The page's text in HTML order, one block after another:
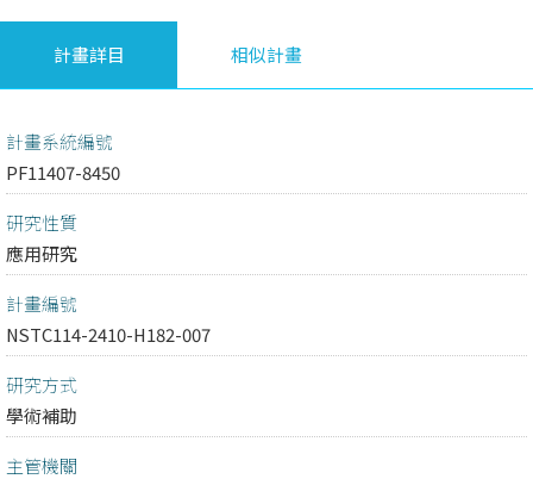
計畫詳目 相似計畫
計畫系統編號
PF11407-8450
研究性質
應用研究
計畫編號
NSTC114-2410-H182-007
研究方式
學術補助
主管機關